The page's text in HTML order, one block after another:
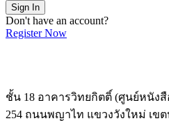
Sign In
Don't have an account?
Register Now
ชั้น 18 อาคารวิทยกิตติ์ (ศูนย์หนัง
254 ถนนพญาไท แขวงวังใหม่ เข